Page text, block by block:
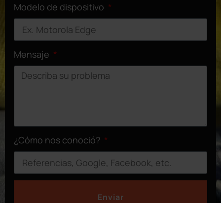
Modelo de dispositivo
Mensaje
¿Cómo nos conoció?
Enviar